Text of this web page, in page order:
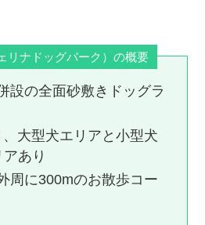
リナドッグパーク）の概要
設の全面砂敷きドッグラ
大型犬エリアと小型犬
あり
周に300mのお散歩コー